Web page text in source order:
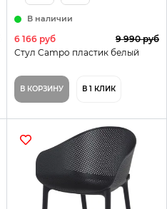
В наличии
6 166 руб
9 990 руб
Стул Campo пластик белый
В КОРЗИНУ В 1 КЛИК